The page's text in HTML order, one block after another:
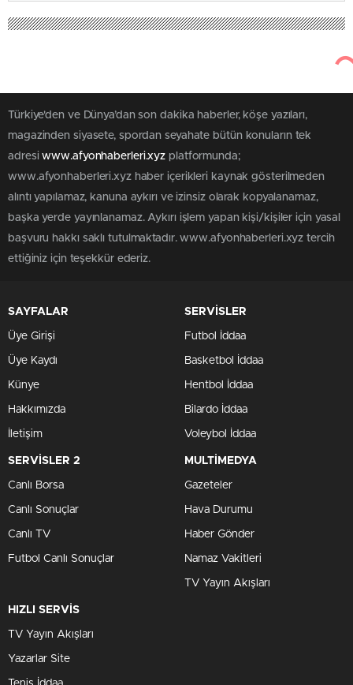
Türkiye'den ve Dünya’dan son dakika haberler, köşe yazıları,
magazinden siyasete, spordan seyahate bütün konuların tek
adresiwww.afyonhaberleri.xyz platformunda;
www.afyonhaberleri.xyz haber içerikleri kaynak gösterilmeden
alıntı yapılamaz, kanuna aykırı ve izinsiz olarak kopyalanamaz,
başka yerde yayınlanamaz. Aykırı işlem yapan kişi/kişiler için yasal
başvuru hakkı saklı tutulmaktadır. www.afyonhaberleri.xyz tercih
ettiğiniz için teşekkür ederiz.
SAYFALAR
Üye Girişi
Üye Kaydı
Künye
Hakkımızda
İletişim
SERVİSLER
Futbol İddaa
Basketbol İddaa
Hentbol İddaa
Bilardo İddaa
Voleybol İddaa
SERVİSLER 2
Canlı Borsa
Canlı Sonuçlar
Canlı TV
Futbol Canlı Sonuçlar
MULTİMEDYA
Gazeteler
Hava Durumu
Haber Gönder
Namaz Vakitleri
TV Yayın Akışları
HIZLI SERVİS
TV Yayın Akışları
Yazarlar Site